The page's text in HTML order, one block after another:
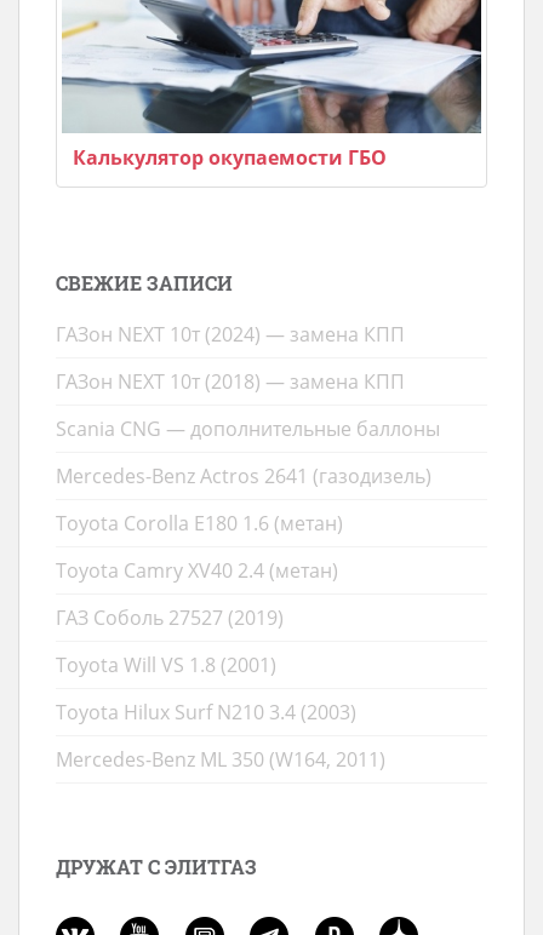
Калькулятор окупаемости ГБО
СВЕЖИЕ ЗАПИСИ
ГАЗон NEXT 10т (2024) — замена КПП
ГАЗон NEXT 10т (2018) — замена КПП
Scania CNG — дополнительные баллоны
Mercedes-Benz Actros 2641 (газодизель)
Toyota Corolla E180 1.6 (метан)
Toyota Camry XV40 2.4 (метан)
ГАЗ Соболь 27527 (2019)
Toyota Will VS 1.8 (2001)
Toyota Hilux Surf N210 3.4 (2003)
Mercedes-Benz ML 350 (W164, 2011)
ДРУЖАТ С ЭЛИТГАЗ